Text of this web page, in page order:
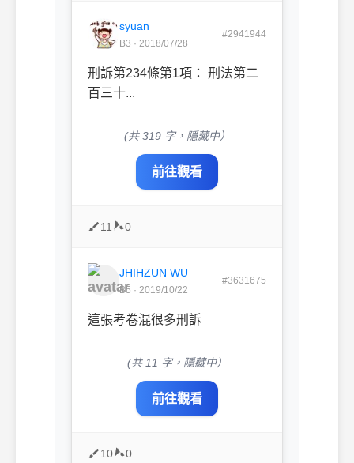
syuan
B3 · 2018/07/28
#2941944
刑訴第234條第1項： 刑法第二
百三十...
(共 319 字，隱藏中）
前往觀看
11 0
JHIHZUN WU
B5 · 2019/10/22
#3631675
這張考卷混很多刑訴
(共 11 字，隱藏中）
前往觀看
10 0